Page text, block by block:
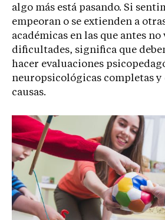
algo más está pasando. Si
empeoran o se extienden a
académicas en las que antes no
dificultades, significa que
hacer evaluaciones
neuropsicológicas completas
causas.